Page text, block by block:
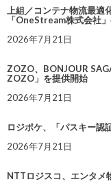
上組／コンテナ物流最
「OneStream株式会社
2026年7月21日
ZOZO、BONJOUR
ZOZO」を提供開始
2026年7月21日
ロジポケ、「パスキー認
2026年7月21日
NTTロジスコ、エンタ